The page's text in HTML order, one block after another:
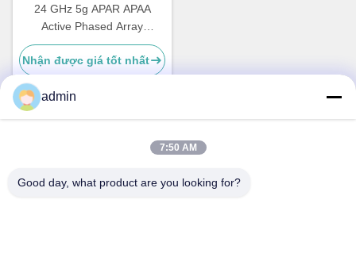
24 GHz 5g APAR APAA
Active Phased Array
Antenna Elements 3 6 Ka
Band Wide Angle Scanning
Nhận được giá tốt nhất
Địa chỉ
admin
7:50 AM
Good day, what product are you looking for?